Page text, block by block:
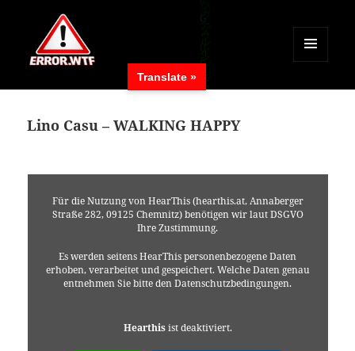
MENÜ
WIDGETS
Lino Casu – WALKING HAPPY
Für die Nutzung von HearThis (hearthis.at, Annaberger
Straße 282, 09125 Chemnitz) benötigen wir laut DSGVO
Ihre Zustimmung.
Es werden seitens HearThis personenbezogene Daten
erhoben, verarbeitet und gespeichert. Welche Daten genau
entnehmen Sie bitte den Datenschutzbedingungen.
Hearthisist deaktiviert.
Translate »